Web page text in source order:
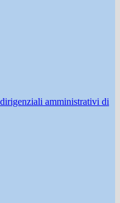
amministrativi di